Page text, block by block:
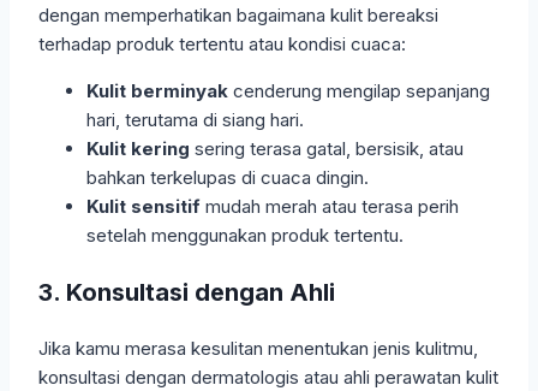
dengan memperhatikan bagaimana kulit bereaksi
terhadap produk tertentu atau kondisi cuaca:
Kulit berminyak cenderung mengilap sepanjang
hari, terutama di siang hari.
Kulit kering sering terasa gatal, bersisik, atau
bahkan terkelupas di cuaca dingin.
Kulit sensitif mudah merah atau terasa perih
setelah menggunakan produk tertentu.
3. Konsultasi dengan Ahli
Jika kamu merasa kesulitan menentukan jenis kulitmu,
konsultasi dengan dermatologis atau ahli perawatan kulit